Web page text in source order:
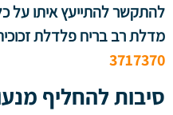
להתקשר להתייעץ איתו על
מדלת רב בריח פלדלת
3717370
סיבות להחליף